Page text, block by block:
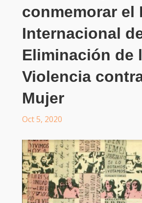
conmemorar el
Internacional
Eliminación de
Violencia
Mujer
Oct 5, 2020